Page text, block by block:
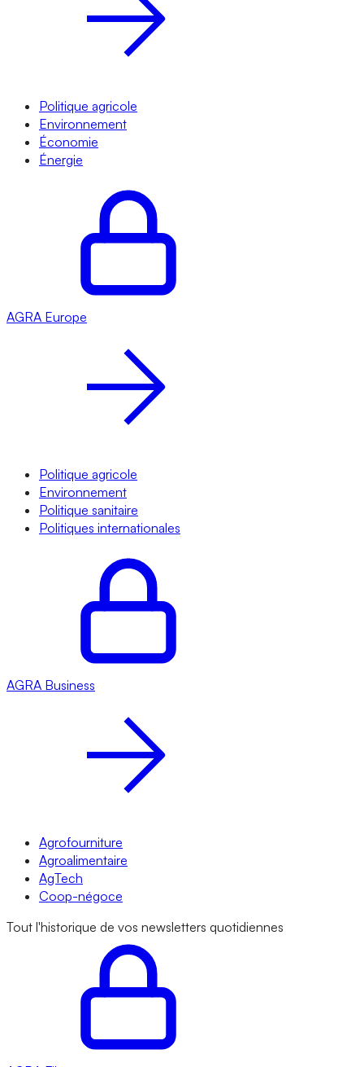
Politique agricole
Environnement
Économie
Énergie
AGRA Europe
Politique agricole
Environnement
Politique sanitaire
Politiques internationales
AGRA Business
Agrofourniture
Agroalimentaire
AgTech
Coop-négoce
Tout l'historique de vos newsletters quotidiennes